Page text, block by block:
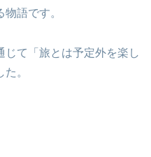
語です。
て「旅とは予定外を楽し
。